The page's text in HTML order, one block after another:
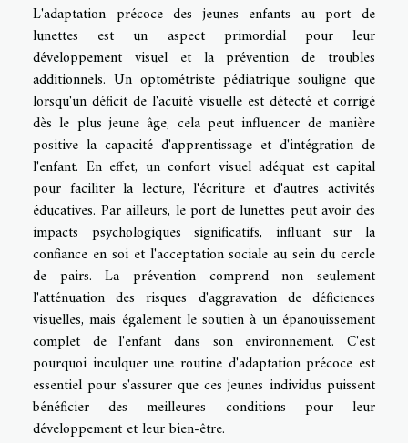
L'adaptation précoce des jeunes enfants au port de
lunettes est un aspect primordial pour leur
développement visuel et la prévention de troubles
additionnels. Un optométriste pédiatrique souligne que
lorsqu'un déficit de l'acuité visuelle est détecté et corrigé
dès le plus jeune âge, cela peut influencer de manière
positive la capacité d'apprentissage et d'intégration de
l'enfant. En effet, un confort visuel adéquat est capital
pour faciliter la lecture, l'écriture et d'autres activités
éducatives. Par ailleurs, le port de lunettes peut avoir des
impacts psychologiques significatifs, influant sur la
confiance en soi et l'acceptation sociale au sein du cercle
de pairs. La prévention comprend non seulement
l'atténuation des risques d'aggravation de déficiences
visuelles, mais également le soutien à un épanouissement
complet de l'enfant dans son environnement. C'est
pourquoi inculquer une routine d'adaptation précoce est
essentiel pour s'assurer que ces jeunes individus puissent
bénéficier des meilleures conditions pour leur
développement et leur bien-être.